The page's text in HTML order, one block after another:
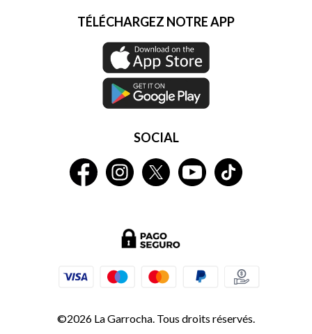
TÉLÉCHARGEZ NOTRE APP
SOCIAL
©2026 La Garrocha. Tous droits réservés.